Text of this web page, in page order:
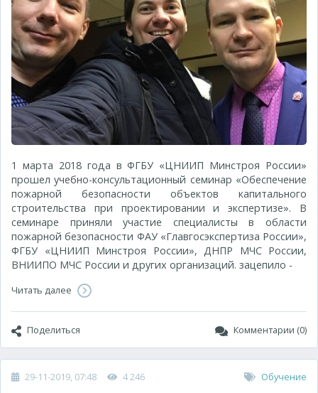
1 марта 2018 года в ФГБУ «ЦНИИП Минстроя России»
прошел учебно-консультационный семинар «Обеспечение
пожарной безопасности объектов капитального
строительства при проектировании и экспертизе». В
семинаре приняли участие специалисты в области
пожарной безопасности ФАУ «Главгосэкспертиза России»,
ФГБУ «ЦНИИП Минстроя России», ДНПР МЧС России,
ВНИИПО МЧС России и других организаций. зацепило -
Читать далее
Поделиться Комментарии (0)
29-11-2019, 07:48 4 246 Обучение